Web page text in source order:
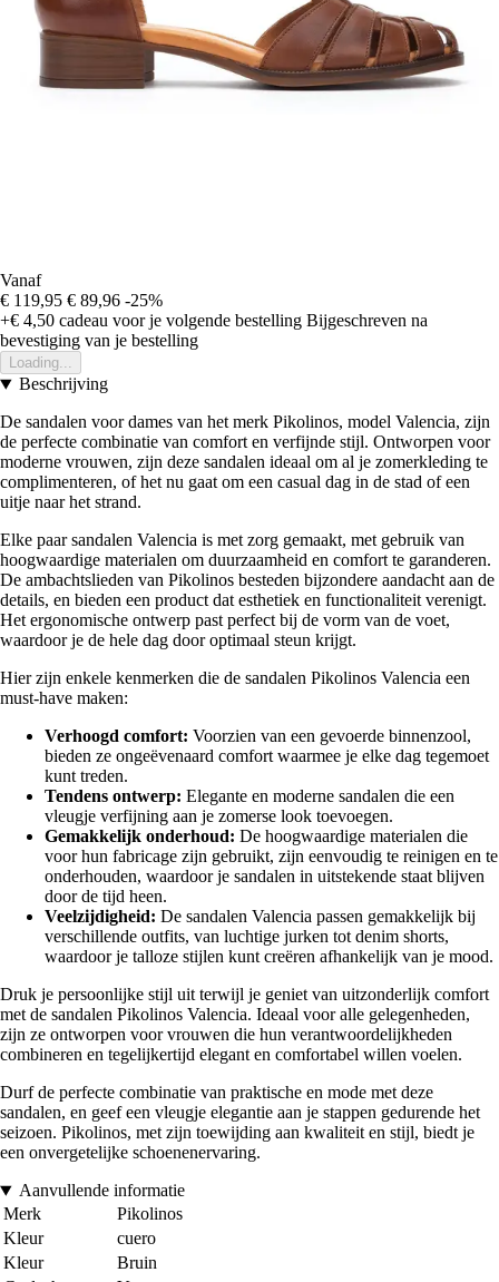
Vanaf
€ 119,95 € 89,96 -25%
+€ 4,50 cadeau voor je volgende bestelling Bijgeschreven na
bevestiging van je bestelling
Loading...
Beschrijving
De sandalen voor dames van het merk Pikolinos, model Valencia, zijn
de perfecte combinatie van comfort en verfijnde stijl. Ontworpen voor
moderne vrouwen, zijn deze sandalen ideaal om al je zomerkleding te
complimenteren, of het nu gaat om een casual dag in de stad of een
uitje naar het strand.
Elke paar sandalen Valencia is met zorg gemaakt, met gebruik van
hoogwaardige materialen om duurzaamheid en comfort te garanderen.
De ambachtslieden van Pikolinos besteden bijzondere aandacht aan de
details, en bieden een product dat esthetiek en functionaliteit verenigt.
Het ergonomische ontwerp past perfect bij de vorm van de voet,
waardoor je de hele dag door optimaal steun krijgt.
Hier zijn enkele kenmerken die de sandalen Pikolinos Valencia een
must-have maken:
Verhoogd comfort: Voorzien van een gevoerde binnenzool,
bieden ze ongeëvenaard comfort waarmee je elke dag tegemoet
kunt treden.
Tendens ontwerp: Elegante en moderne sandalen die een
vleugje verfijning aan je zomerse look toevoegen.
Gemakkelijk onderhoud: De hoogwaardige materialen die
voor hun fabricage zijn gebruikt, zijn eenvoudig te reinigen en te
onderhouden, waardoor je sandalen in uitstekende staat blijven
door de tijd heen.
Veelzijdigheid: De sandalen Valencia passen gemakkelijk bij
verschillende outfits, van luchtige jurken tot denim shorts,
waardoor je talloze stijlen kunt creëren afhankelijk van je mood.
Druk je persoonlijke stijl uit terwijl je geniet van uitzonderlijk comfort
met de sandalen Pikolinos Valencia. Ideaal voor alle gelegenheden,
zijn ze ontworpen voor vrouwen die hun verantwoordelijkheden
combineren en tegelijkertijd elegant en comfortabel willen voelen.
Durf de perfecte combinatie van praktische en mode met deze
sandalen, en geef een vleugje elegantie aan je stappen gedurende het
seizoen. Pikolinos, met zijn toewijding aan kwaliteit en stijl, biedt je
een onvergetelijke schoenenervaring.
Aanvullende informatie
Merk
Pikolinos
Kleur
cuero
Kleur
Bruin